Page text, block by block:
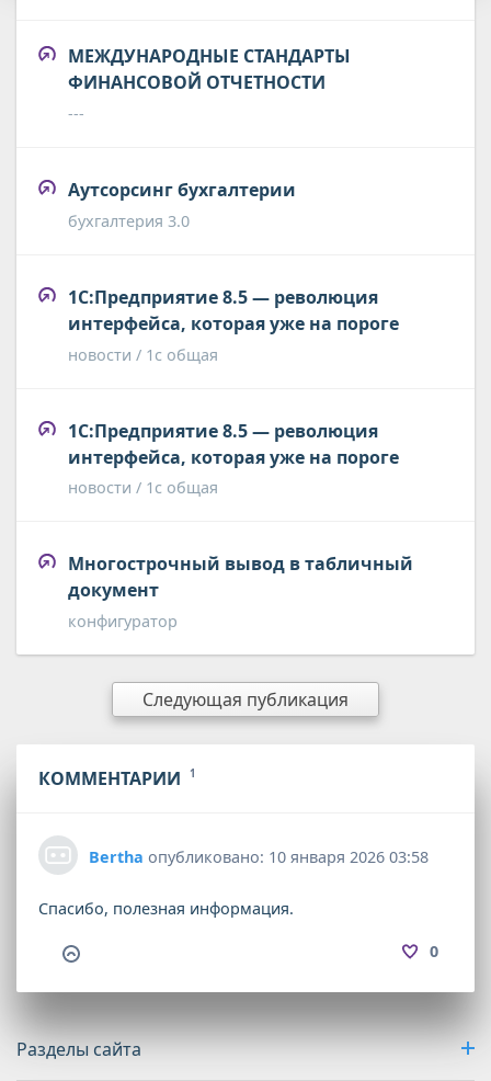
МЕЖДУНАРОДНЫЕ СТАНДАРТЫ
ФИНАНСОВОЙ ОТЧЕТНОСТИ
---
Аутсорсинг бухгалтерии
бухгалтерия 3.0
1С:Предприятие 8.5 — революция
интерфейса, которая уже на пороге
новости / 1с общая
1С:Предприятие 8.5 — революция
интерфейса, которая уже на пороге
новости / 1с общая
Многострочный вывод в табличный
документ
конфигуратор
Следующая публикация
КОММЕНТАРИИ 1
Bertha опубликовано: 10 января 2026 03:58
0
Спасибо, полезная информация.
Разделы сайта